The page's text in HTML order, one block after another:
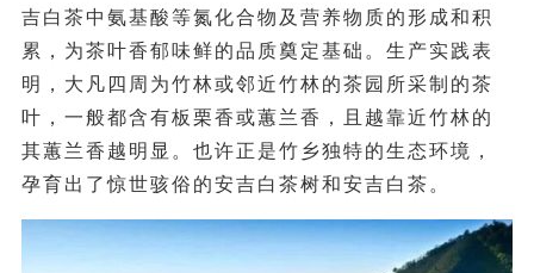
吉白茶中氨基酸等氮化合物及营养物质的形成和积
累，为茶叶香郁味鲜的品质奠定基础。生产实践表
明，大凡四周为竹林或邻近竹林的茶园所采制的茶
叶，一般都含有板栗香或蕙兰香，且越靠近竹林的
其蕙兰香越明显。也许正是竹乡独特的生态环境，
孕育出了惊世骇俗的安吉白茶树和安吉白茶。